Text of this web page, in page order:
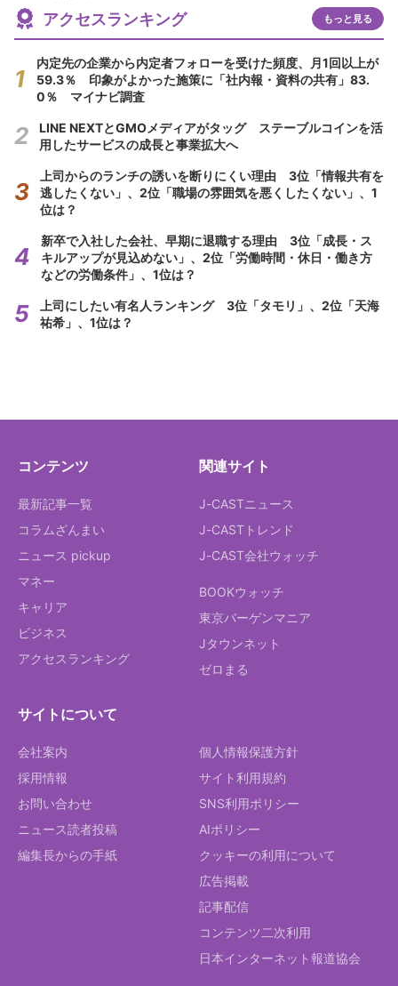
アクセスランキング もっと見る
内定先の企業から内定者フォローを受けた頻度、月1回以上が
59.3％ 印象がよかった施策に「社内報・資料の共有」83.
0％ マイナビ調査
LINE NEXTとGMOメディアがタッグ ステーブルコインを活
用したサービスの成長と事業拡大へ
上司からのランチの誘いを断りにくい理由 3位「情報共有を
逃したくない」、2位「職場の雰囲気を悪くしたくない」、1
位は？
新卒で入社した会社、早期に退職する理由 3位「成長・ス
キルアップが見込めない」、2位「労働時間・休日・働き方
などの労働条件」、1位は？
上司にしたい有名人ランキング 3位「タモリ」、2位「天海
祐希」、1位は？
コンテンツ
最新記事一覧
コラムざんまい
ニュース pickup
マネー
キャリア
ビジネス
アクセスランキング
関連サイト
J-CASTニュース
J-CASTトレンド
J-CAST会社ウォッチ
BOOKウォッチ
東京バーゲンマニア
Jタウンネット
ゼロまる
サイトについて
会社案内
採用情報
お問い合わせ
ニュース読者投稿
編集長からの手紙
個人情報保護方針
サイト利用規約
SNS利用ポリシー
AIポリシー
クッキーの利用について
広告掲載
記事配信
コンテンツ二次利用
日本インターネット報道協会